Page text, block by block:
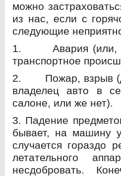
можно
из нас, если с
следующие
1. Авария (или,
транспортное
2. Пожар, взрыв
владелец авто в
салоне, или же нет).
3. Падение
бывает, на машину
случается гораздо
летательного
несдобровать.